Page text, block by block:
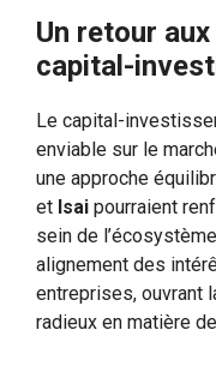
Un retour
capital-
Le capital-
enviable sur le
une approche
et Isai pourraient
sein de
alignement des
entreprises, ouvrant
radieux en matière